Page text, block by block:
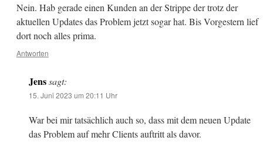
Nein. Hab gerade einen Kunden an der Strippe der trotz der
aktuellen Updates das Problem jetzt sogar hat. Bis Vorgestern lief
dort noch alles prima.
Antworten
Jens sagt:
15. Juni 2023 um 20:11 Uhr
War bei mir tatsächlich auch so, dass mit dem neuen Update
das Problem auf mehr Clients auftritt als davor.